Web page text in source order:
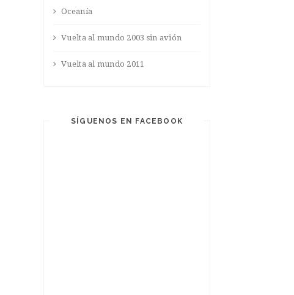
Oceanía
Vuelta al mundo 2003 sin avión
Vuelta al mundo 2011
SÍGUENOS EN FACEBOOK